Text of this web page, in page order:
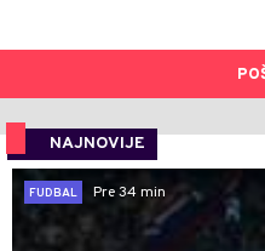
NAJNOVIJE
FUDBAL
Pre 34 min